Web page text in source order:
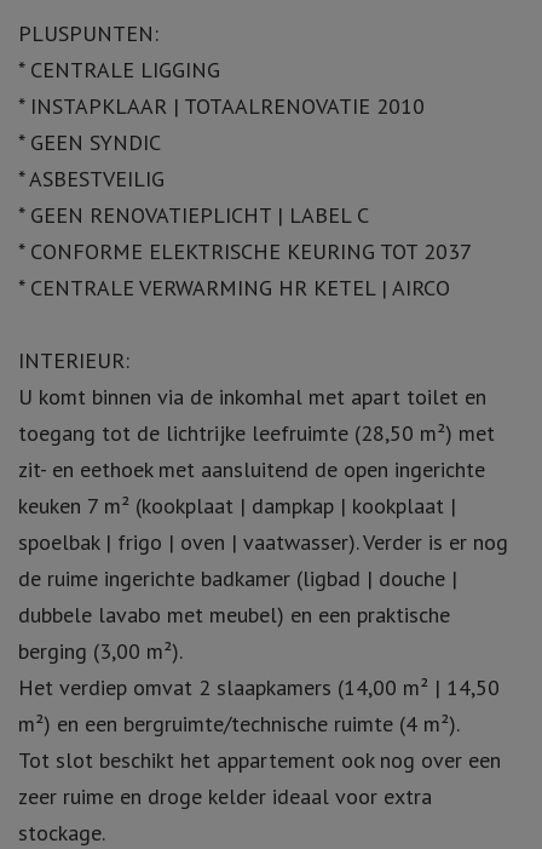
PLUSPUNTEN:
* CENTRALE LIGGING
* INSTAPKLAAR | TOTAALRENOVATIE 2010
* GEEN SYNDIC
* ASBESTVEILIG
* GEEN RENOVATIEPLICHT | LABEL C
* CONFORME ELEKTRISCHE KEURING TOT 2037
* CENTRALE VERWARMING HR KETEL | AIRCO
INTERIEUR:
U komt binnen via de inkomhal met apart toilet en
toegang tot de lichtrijke leefruimte (28,50 m²) met
zit- en eethoek met aansluitend de open ingerichte
keuken 7 m² (kookplaat | dampkap | kookplaat |
spoelbak | frigo | oven | vaatwasser). Verder is er nog
de ruime ingerichte badkamer (ligbad | douche |
dubbele lavabo met meubel) en een praktische
berging (3,00 m²).
Het verdiep omvat 2 slaapkamers (14,00 m² | 14,50
m²) en een bergruimte/technische ruimte (4 m²).
Tot slot beschikt het appartement ook nog over een
zeer ruime en droge kelder ideaal voor extra
stockage.